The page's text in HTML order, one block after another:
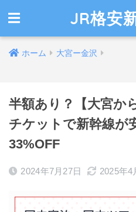
JR格安
ホーム 大宮ー金沢
半額あり？【大宮か
チケットで新幹線が
33%OFF
2024年7月27日 2025年4